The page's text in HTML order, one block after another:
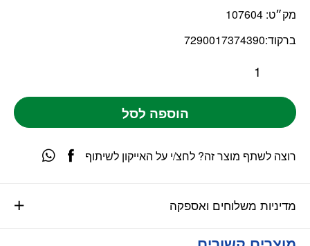
מק״ט: 107604
ברקוד:7290017374390
הוספה לסל
מדיניות משלוחים ואספקה
רוצה לשתף מוצר זה? לחצ/י על האייקון לשיתוף